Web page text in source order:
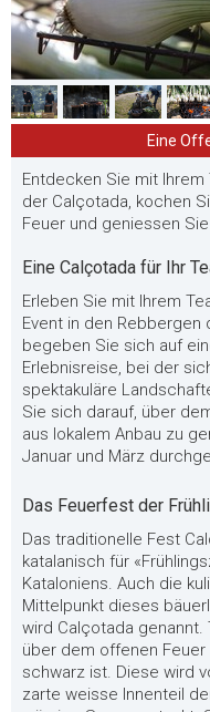
Eine
Entdecken Sie mit
der Calçotada, kochen
Feuer und geniessen
Eine Calçotada für Ihr
Erleben Sie mit Ihrem
Event in den Rebbergen
begeben Sie sich auf
Erlebnisreise, bei der
spektakuläre
Sie sich darauf, über
aus lokalem Anbau zu
Januar und März
Das Feuerfest der
Das traditionelle Fest
katalanisch für
Kataloniens. Auch die
Mittelpunkt dieses
wird Calçotada
über dem offenen
schwarz ist. Diese wird
zarte weisse Innenteil